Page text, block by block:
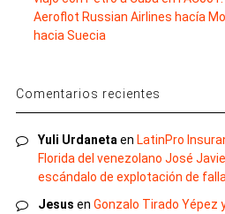
Aeroflot Russian Airlines hacía
hacia Suecia
Comentarios recientes
Yuli Urdaneta en LatinPro
Florida del venezolano José
escándalo de explotación de
Jesus en Gonzalo Tirado Yépez